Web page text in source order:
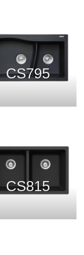
CS795
CS815